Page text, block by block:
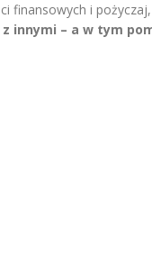
finansowych i
innymi – a w tym